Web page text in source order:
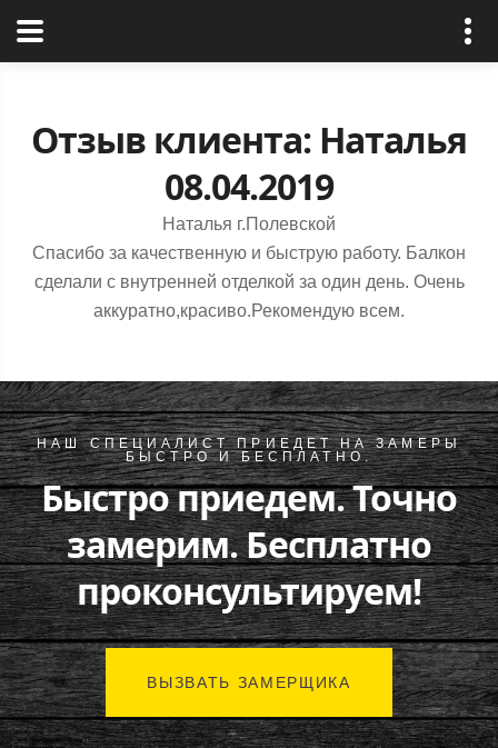
Отзыв клиента: Наталья
08.04.2019
Наталья г.Полевской
Спасибо за качественную и быструю работу. Балкон
сделали с внутренней отделкой за один день. Очень
аккуратно,красиво.Рекомендую всем.
НАШ СПЕЦИАЛИСТ ПРИЕДЕТ НА ЗАМЕРЫ
БЫСТРО И БЕСПЛАТНО.
Быстро приедем. Точно
замерим. Бесплатно
проконсультируем!
ВЫЗВАТЬ ЗАМЕРЩИКА